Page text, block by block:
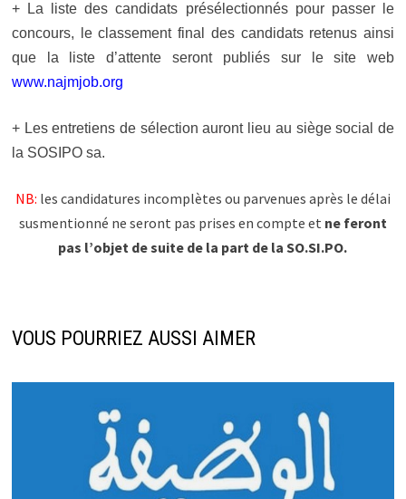
+ La liste des candidats présélectionnés pour passer le
concours, le classement final des candidats retenus ainsi
que la liste d’attente seront publiés sur le site web
www.najmjob.org
+ Les entretiens de sélection auront lieu au siège social de
la SOSIPO sa.
NB: les candidatures incomplètes ou parvenues après le délai
susmentionné ne seront pas prises en compte et ne feront
pas l’objet de suite de la part de la SO.SI.PO.
VOUS POURRIEZ AUSSI AIMER